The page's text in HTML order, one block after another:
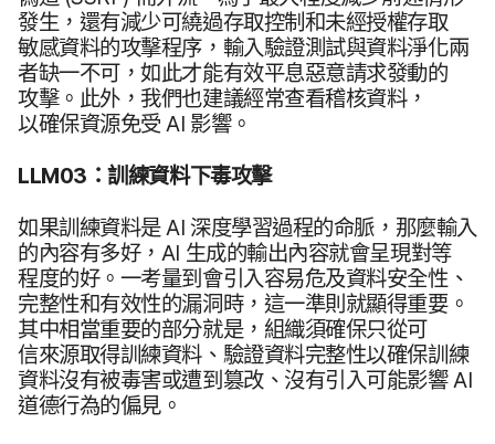
發生，​還​有​減少​可​繞過​存取​控制​和​未​經授權​存取​
敏感​資料​的​攻擊​程序，​輸入​驗證​測試​與​資料​淨化​兩​
者​缺一​不可，​如此​才​能​有效​平息​惡意請求​發動​的​
攻擊。​此外，​我們​也​建議​經​常​查​看稽​核​資料，​
以確保​資源免​受 AI 影響。
LLM03 ：​訓練​資料​下​毒​攻擊
如果​訓練​資料​是AI 深度​學習​過程​的​命脈，​那麼​輸入​
的​內容​有​多​好， AI 生成​的​輸出​內容​就​會​呈現​對​等​
程度​的​好。​一​考量​到​會​引入​容易危​及​資料​安全性、​
完整性​和​有效性​的​漏洞​時，​這​一​準​則​就​顯得​重要。​
其中​相當​重要​的​部分​就是，​組織​須​確保​只​從​可​
信來源​取得​訓練​資料、​驗證​資料​完整性​以​確保​訓​練​
資料​沒有​被​毒害​或​遭到​篡改、​沒有​引入​可能​影響AI
道​德行為​的​偏見。